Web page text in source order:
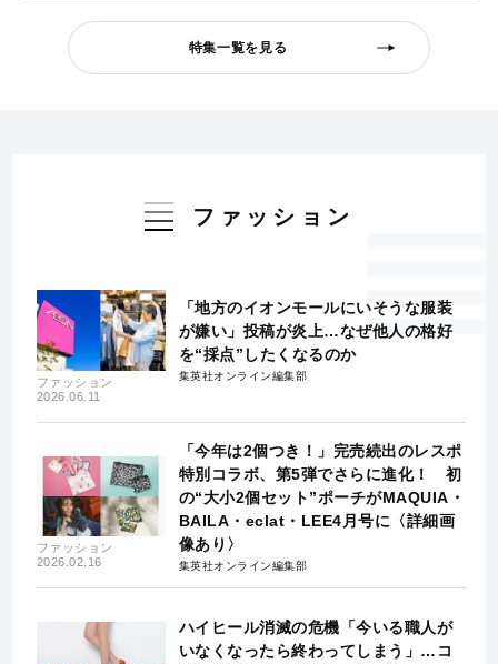
特集一覧を見る
ファッション
ファッション
2026.06.11
「地方のイオンモールにいそうな服装
が嫌い」投稿が炎上…なぜ他人の格好
を“採点”したくなるのか
集英社オンライン編集部
ファッション
2026.02.16
「今年は2個つき！」完売続出のレスポ
特別コラボ、第5弾でさらに進化！ 初
の“大小2個セット”ポーチがMAQUIA・
BAILA・eclat・LEE4月号に〈詳細画
像あり〉
集英社オンライン編集部
ハイヒール消滅の危機「今いる職人が
いなくなったら終わってしまう」…コ